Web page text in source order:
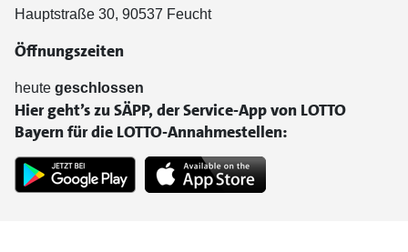
Hauptstraße 30, 90537 Feucht
Öffnungszeiten
heute geschlossen
Hier geht’s zu SÄPP, der Service-App von LOTTO
Bayern für die LOTTO-Annahmestellen: